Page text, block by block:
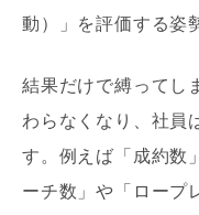
動）」を評価する姿
結果だけで縛ってし
わらなくなり、社員
す。例えば「成約数
ーチ数」や「ロープ